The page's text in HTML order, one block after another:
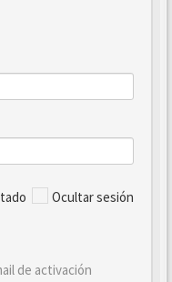
Ocultar sesión
de activación